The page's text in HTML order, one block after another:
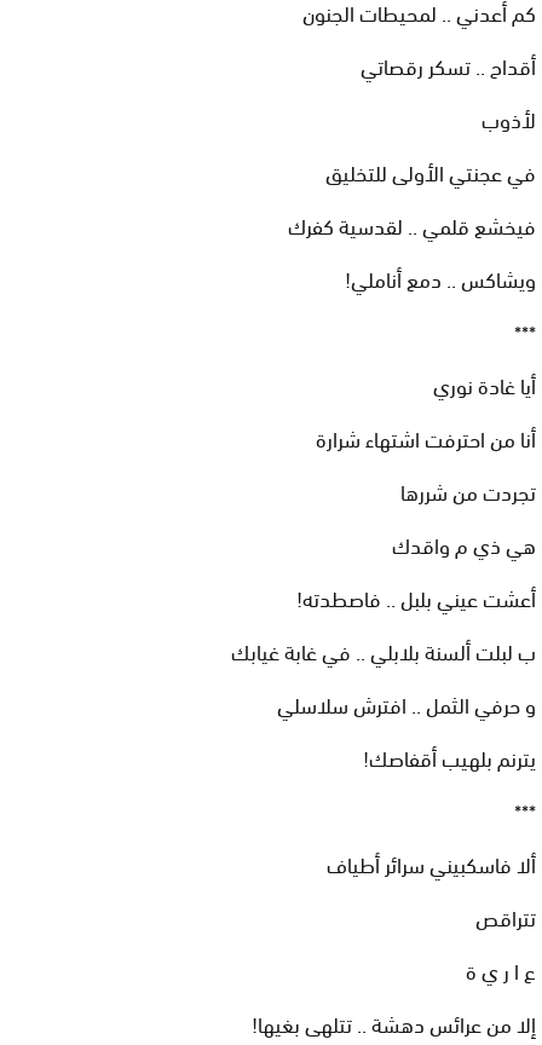
كم أعدني .. لمحيطات الجنون
أقداح .. تسكر رقصاتي
لأذوب
في عجنتي الأولى للتخليق
فيخشع قلمي .. لقدسية كفرك
ويشاكس .. دمع أناملي!
***
أيا غادة نوري
أنا من احترفت اشتهاء شرارة
تجردت من شررها
هي ذي م واقدك
أعشت عيني بلبل .. فاصطدته!
ب لبلت ألسنة بلابلي .. في غابة غيابك
و حرفي الثمل .. افترش سلاسلي
يترنم بلهيب أقفاصك!
***
ألا فاسكبيني سرائر أطياف
تتراقص
ع ا ر ي ة
إلا من عرائس دهشة .. تتلهى بغيها!